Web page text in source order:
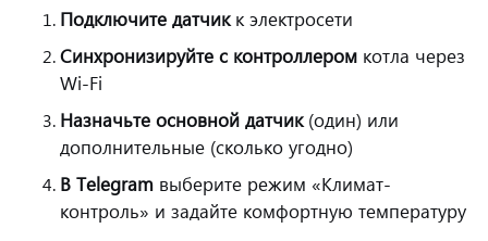
Подключите датчикк электросети
Синхронизируйте с контроллером котла через
Wi-Fi
Назначьте основной датчик(один) или
дополнительные (сколько угодно)
В Telegram выберите режим «Климат-
контроль» и задайте комфортную температуру